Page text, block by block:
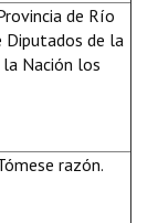
de Río
Diputados de la
Nación los
razón.